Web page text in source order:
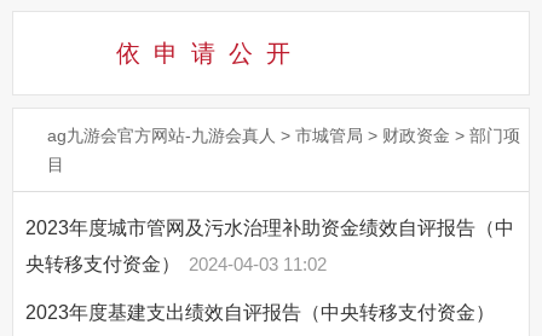
依申请公 开
ag九游会官方网站-九游会真人 > 市城管局 > 财政资金 > 部门项
目
2023年度城市管网及污水治理补助资金绩效自评报告（中
央转移支付资金）
2024-04-03 11:02
2023年度基建支出绩效自评报告（中央转移支付资金）